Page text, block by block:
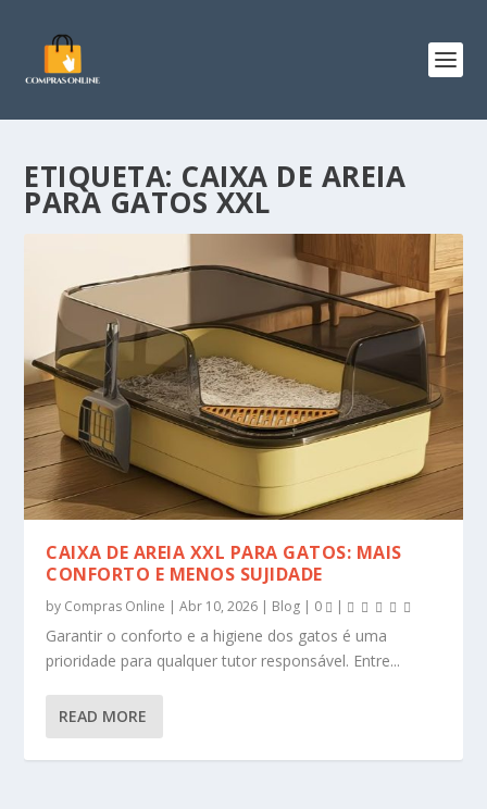
ETIQUETA: CAIXA DE AREIA
PARA GATOS XXL
CAIXA DE AREIA XXL PARA GATOS: MAIS
CONFORTO E MENOS SUJIDADE
by Compras Online |Abr 10, 2026 | Blog | 0 |
Garantir o conforto e a higiene dos gatos é uma
prioridade para qualquer tutor responsável. Entre...
READ MORE